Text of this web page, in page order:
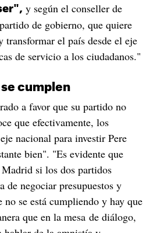
y según el conseller de
de gobierno, que quiere
transformar el país desde el eje
de servicio a los ciudadanos."
cumplen
a favor que su partido no
que efectivamente, los
nacional para investir Pere
bien". "Es evidente que
si los dos partidos
de negociar presupuestos y
no se está cumpliendo y hay que
que en la mesa de diálogo,